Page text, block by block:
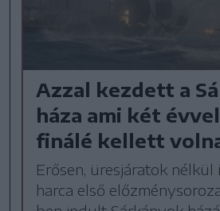
Azzal kezdett a
háza ami két
finálé kellett
Erősen, üresjáratok
harca első